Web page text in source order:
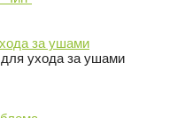
за ушами
ухода за ушами